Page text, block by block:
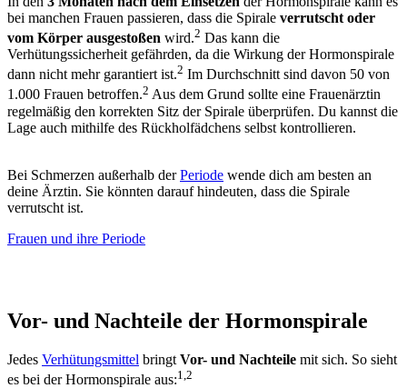
bei manchen Frauen passieren, dass die Spirale verrutscht oder
vom Körper ausgestoßen wird.2 Das kann die
Verhütungssicherheit gefährden, da die Wirkung derHormonspirale
dann nicht mehr garantiert ist.2 Im Durchschnitt sind davon 50 von
1.000 Frauen betroffen.2 Aus dem Grund sollte eine Frauenärztin
regelmäßig den korrekten Sitz der Spirale überprüfen. Du kannst die
Lage auch mithilfe des Rückholfädchens selbst kontrollieren.
Bei Schmerzen außerhalb derPeriode wende dich am besten an
deine Ärztin. Sie könnten darauf hindeuten, dass die Spirale
verrutscht ist.
Frauen und ihre Periode
Vor- und Nachteile der Hormonspirale
Jedes Verhütungsmittel bringt Vor- und Nachteile mit sich. So sieht
es bei derHormonspirale aus:1,2